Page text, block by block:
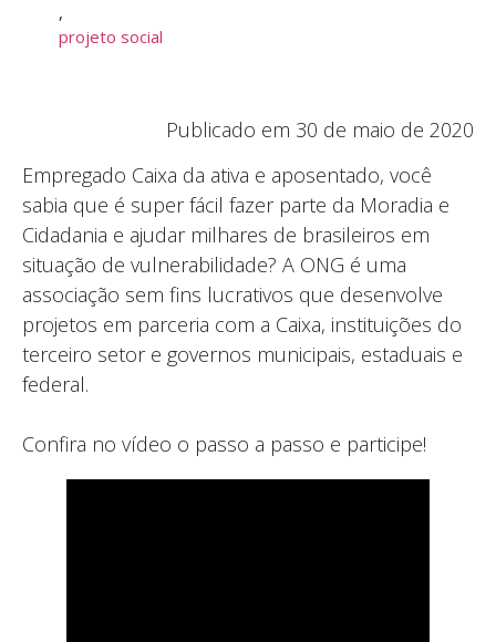
,
projeto social
Publicado em 30 de maio de 2020
Empregado Caixa da ativa e aposentado, você
sabia que é super fácil fazer parte da Moradia e
Cidadania e ajudar milhares de brasileiros em
situação de vulnerabilidade? A ONG é uma
associação sem fins lucrativos que desenvolve
projetos em parceria com a Caixa, instituições do
terceiro setor e governos municipais, estaduais e
federal.
Confira no vídeo o passo a passo e participe!